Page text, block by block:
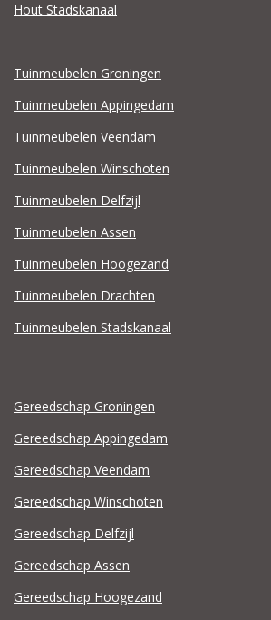
Hout Stadskanaal
Tuinmeubelen Groningen
Tuinmeubelen Appingedam
Tuinmeubelen Veendam
Tuinmeubelen Winschoten
Tuinmeubelen Delfzijl
Tuinmeubelen Assen
Tuinmeubelen Hoogezand
Tuinmeubelen Drachten
Tuinmeubelen Stadskanaal
Gereedschap Groningen
Gereedschap Appingedam
Gereedschap Veendam
Gereedschap Winschoten
Gereedschap Delfzijl
Gereedschap Assen
Gereedschap Hoogezand